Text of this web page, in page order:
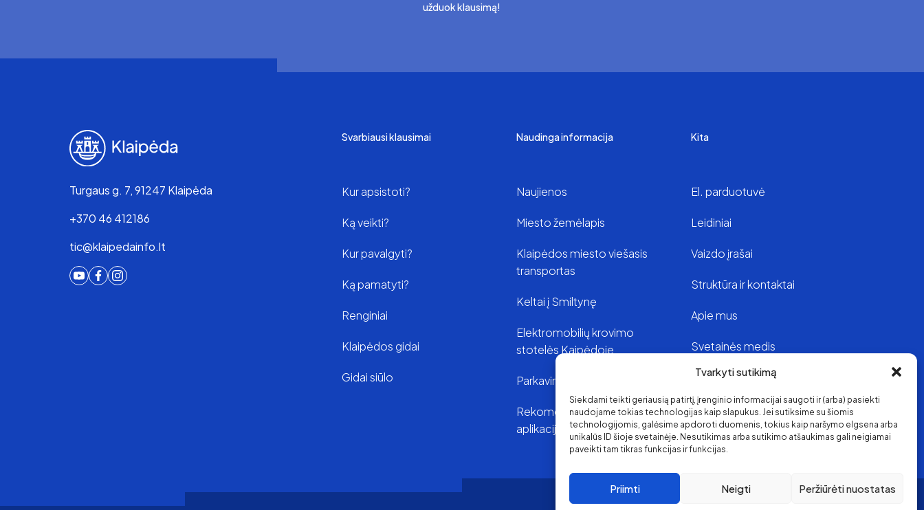
Tvarkyti sutikimą
Siekdami teikti geriausią patirtį, įrenginio informacijai saugoti ir (arba) pasiekti
naudojame tokias technologijas kaip slapukus. Jei sutiksime su šiomis
technologijomis, galėsime apdoroti duomenis, tokius kaip naršymo elgsena arba
unikalūs ID šioje svetainėje. Nesutikimas arba sutikimo atšaukimas gali neigiamai
paveikti tam tikras funkcijas ir funkcijas.
Priimti Neigti Peržiūrėti nuostatas
užduok klausimą!
Turgaus g. 7, 91247 Klaipėda
+370 46 412186
tic@klaipedainfo.lt
Svarbiausi klausimai
Kur apsistoti?
Ką veikti?
Kur pavalgyti?
Ką pamatyti?
Renginiai
Klaipėdos gidai
Gidai siūlo
Naudinga informacija
Naujienos
Miesto žemėlapis
Klaipėdos miesto viešasis
transportas
Keltai į Smiltynę
Elektromobilių krovimo
stotelės Kaipėdoje
Parkavimas Klaipėdoje
Rekomenduojamos
aplikacijos
Kita
El. parduotuvė
Leidiniai
Vaizdo įrašai
Struktūra ir kontaktai
Apie mus
Svetainės medis